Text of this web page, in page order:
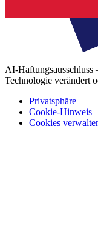
AI-
Technologie verändert
Privatsphäre
Cookie-Hinweis
Cookies